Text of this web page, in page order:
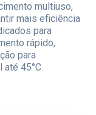
multiuso,
mais eficiência
para
rápido,
para
45°C.